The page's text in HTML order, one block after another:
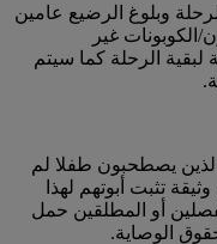
وبلوغ الرضيع عامين
الكوبونات غير
لبقية الرحلة كما سيتم
الذين يصطحبون طفلا لم
وثيقة تثبت أبوتهم لهذا
أو المطلقين حمل
الوصاية.